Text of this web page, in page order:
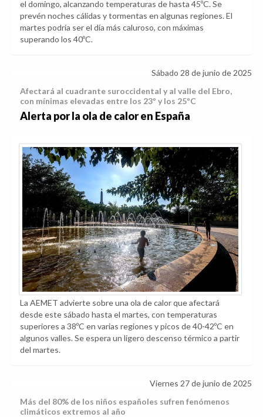
el domingo, alcanzando temperaturas de hasta 45ºC. Se
prevén noches cálidas y tormentas en algunas regiones. El
martes podría ser el día más caluroso, con máximas
superando los 40ºC.
Sábado 28 de junio de 2025
Afectará al cuadrante suroccidental y al valle del Ebro,
con mínimas elevadas entre los 23º y los 25ºC
Alerta por la ola de calor en España
La AEMET advierte sobre una ola de calor que afectará
desde este sábado hasta el martes, con temperaturas
superiores a 38ºC en varias regiones y picos de 40-42ºC en
algunos valles. Se espera un ligero descenso térmico a partir
del martes.
Viernes 27 de junio de 2025
Más del 80% de los niños españoles sufren fenómenos
climáticos extremos al año